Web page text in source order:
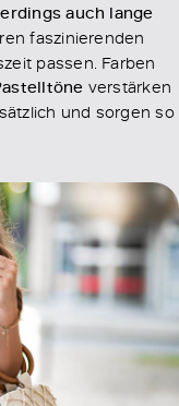
auch lange
faszinierenden
passen. Farben
verstärken
und sorgen so